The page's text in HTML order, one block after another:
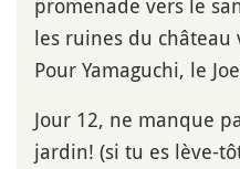
promenade vers le
les ruines du
Pour Yamaguchi, le
Jour 12, ne manque
jardin! (si tu es lève-